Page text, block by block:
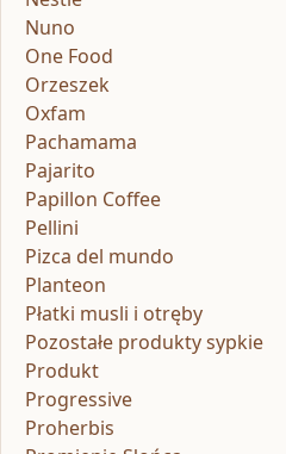
Nuno
One Food
Orzeszek
Oxfam
Pachamama
Pajarito
Papillon Coffee
Pellini
Pizca del mundo
Planteon
Płatki musli i otręby
Pozostałe produkty sypkie
Produkt
Progressive
Proherbis